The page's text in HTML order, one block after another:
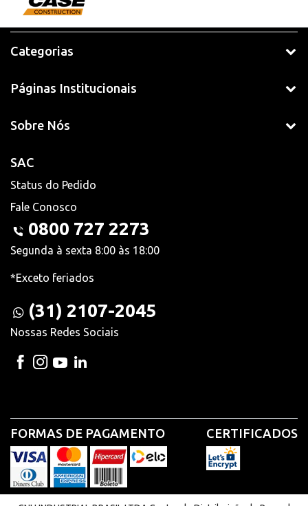
Categorias
Páginas Institucionais
Sobre Nós
SAC
Status do Pedido
Fale Conosco
0800 727 2273
Segunda à sexta 8:00 às 18:00
*Exceto feriados
(31) 2107-2045
Nossas Redes Sociais
FORMAS DE PAGAMENTO CERTIFICADOS